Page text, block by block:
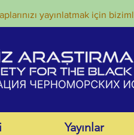
yayınlatmak için
Yayınlar